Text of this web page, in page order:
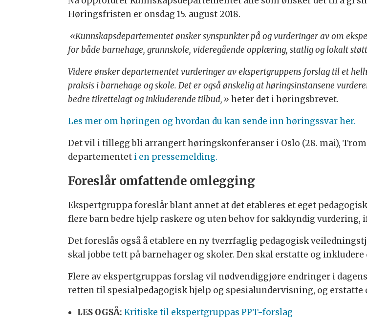
Høringsfristen er onsdag 15. august 2018.
«Kunnskapsdepartementet ønsker synspunkter på og vurderinger av om
for både barnehage, grunnskole, videregående opplæring, statlig og lokalt
Videre ønsker departementet vurderinger av ekspertgruppens forslag til et
praksis i barnehage og skole. Det er også ønskelig at høringsinstansene
bedre tilrettelagt og inkluderende tilbud,» heter det i høringsbrevet.
Les mer om høringen og hvordan du kan sende inn høringssvar her.
Det vil i tillegg bli arrangert høringskonferanser i Oslo (28. mai),
departementet i en pressemelding.
Foreslår omfattende omlegging
Ekspertgruppa foreslår blant annet at det etableres et eget
flere barn bedre hjelp raskere og uten behov for sakkyndig vurdering,
Det foreslås også å etablere en ny tverrfaglig pedagogisk
skal jobbe tett på barnehager og skoler. Den skal erstatte og inkludere
Flere av ekspertgruppas forslag vil nødvendiggjøre endringer i
retten til spesialpedagogisk hjelp og spesialundervisning, og erstatte
LES OGSÅ:Kritiske til ekspertgruppas PPT-forslag